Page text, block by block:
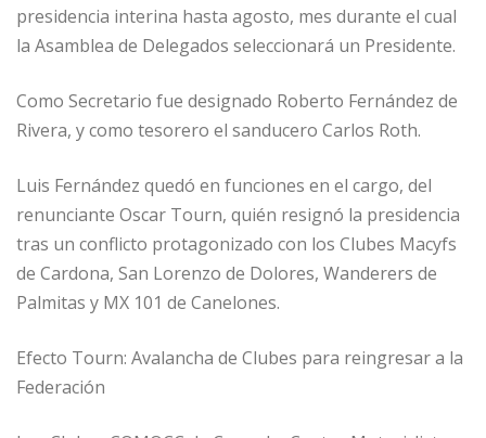
presidencia interina hasta agosto, mes durante el cual
la Asamblea de Delegados seleccionará un Presidente.
Como Secretario fue designado Roberto Fernández de
Rivera, y como tesorero el sanducero Carlos Roth.
Luis Fernández quedó en funciones en el cargo, del
renunciante Oscar Tourn, quién resignó la presidencia
tras un conflicto protagonizado con los Clubes Macyfs
de Cardona, San Lorenzo de Dolores, Wanderers de
Palmitas y MX 101 de Canelones.
Efecto Tourn: Avalancha de Clubes para reingresar a la
Federación